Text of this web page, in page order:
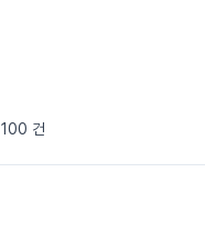
100 건